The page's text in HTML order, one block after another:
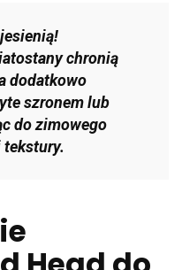
chronią
dodatkowo
szronem lub
do zimowego
tekstury.